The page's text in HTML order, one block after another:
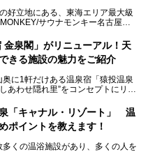
けて楽しんでくださいね。
好立地にある、東海エリア最大級
サウナモンキー名古屋」
ナが少ないよね」という声をよく耳
スの良さにも胸が高鳴ります。
っているパブリックサウナが、女
た！
金泉閣」がリニューアル！天
きる施設の魅力をご紹介
に1軒だけある温泉宿「猿投温泉
あわせ隠れ里”をコンセプトにリニ
るお風呂や、新設・改装された客
で作られたお料理……。
「キャナル・リゾート」 温
ポイントを教えます！
くの温浴施設があり、多くの人を